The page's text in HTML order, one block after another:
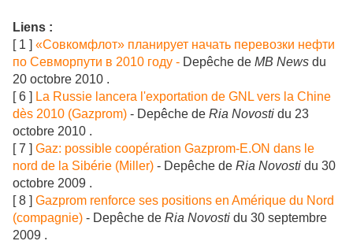
Liens :
[ 1 ] «Совкомфлот» планирует начать перевозки нефти
по Севморпути в 2010 году - Depêche de MB News du
20 octobre 2010 .
[ 6 ] La Russie lancera l'exportation de GNL vers la Chine
dès 2010 (Gazprom) - Depêche de Ria Novosti du 23
octobre 2010 .
[ 7 ] Gaz: possible coopération Gazprom-E.ON dans le
nord de la Sibérie (Miller) - Depêche de Ria Novosti du 30
octobre 2009 .
[ 8 ] Gazprom renforce ses positions en Amérique du Nord
(compagnie) - Depêche de Ria Novosti du 30 septembre
2009 .